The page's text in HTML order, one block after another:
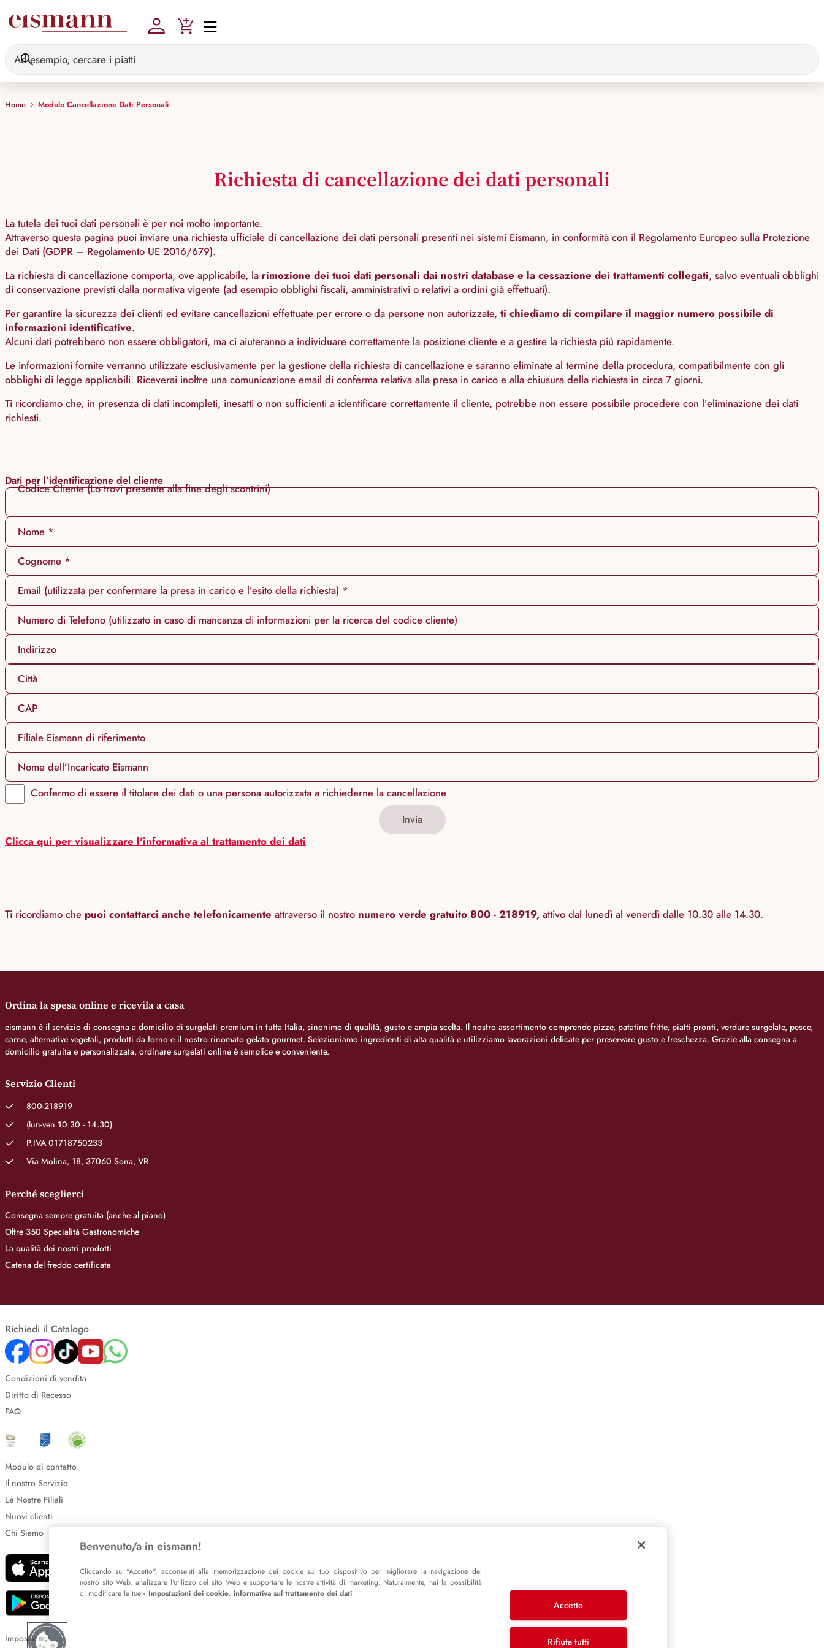
Home Modulo Cancellazione Dati Personali
Richiesta di cancellazione dei dati personali
La tutela dei tuoi dati personali è per noi molto importante.
Attraverso questa pagina puoi inviare una richiesta ufficiale di cancellazione dei dati personali presenti nei sistemi Eismann, in conformità con il Regolamento Europeo sulla Protezione
dei Dati (GDPR – Regolamento UE 2016/679).
La richiesta di cancellazione comporta, ove applicabile, la rimozione dei tuoi dati personali dai nostri database e la cessazione dei trattamenti collegati, salvo eventuali obblighi
di conservazione previsti dalla normativa vigente (ad esempio obblighi fiscali, amministrativi o relativi a ordini già effettuati).
Per garantire la sicurezza dei clienti ed evitare cancellazioni effettuate per errore o da persone non autorizzate, ti chiediamo di compilare il maggior numero possibile di
informazioni identificative.
Alcuni dati potrebbero non essere obbligatori, ma ci aiuteranno a individuare correttamente la posizione cliente e a gestire la richiesta più rapidamente.
Le informazioni fornite verranno utilizzate esclusivamente per la gestione della richiesta di cancellazione e saranno eliminate al termine della procedura, compatibilmente con gli
obblighi di legge applicabili. Riceverai inoltre una comunicazione email di conferma relativa alla presa in carico e alla chiusura della richiesta in circa 7 giorni.
Ti ricordiamo che, in presenza di dati incompleti, inesatti o non sufficienti a identificare correttamente il cliente, potrebbe non essere possibile procedere con l’eliminazione dei dati
richiesti.
Dati per l’identificazione del cliente
Codice Cliente (Lo trovi presente alla fine degli scontrini)
Nome *
Cognome *
Email (utilizzata per confermare la presa in carico e l’esito della richiesta) *
Numero di Telefono (utilizzato in caso di mancanza di informazioni per la ricerca del codice cliente)
Indirizzo
Città
CAP
Filiale Eismann di riferimento
Nome dell’Incaricato Eismann
Confermo di essere il titolare dei dati o una persona autorizzata a richiederne la cancellazione
Invia
Clicca qui per visualizzare l'informativa al trattamento dei dati
Ti ricordiamo che puoi contattarci anche telefonicamente attraverso il nostro numero verde gratuito 800 - 218919, attivo dal lunedì al venerdì dalle 10.30 alle 14.30.
Ordina la spesa online e ricevila a casa
eismann è il servizio di consegna a domicilio di surgelati premium in tutta Italia, sinonimo di qualità, gusto e ampia scelta. Il nostro assortimento comprende pizze, patatine fritte, piatti pronti, verdure surgelate, pesce,
carne, alternative vegetali, prodotti da forno e il nostro rinomato gelato gourmet. Selezioniamo ingredienti di alta qualità e utilizziamo lavorazioni delicate per preservare gusto e freschezza. Grazie alla consegna a
domicilio gratuita e personalizzata, ordinare surgelati online è semplice e conveniente.
Servizio Clienti
800-218919
(lun-ven 10.30 - 14.30)
P.IVA 01718750233
Via Molina, 18, 37060 Sona, VR
Perché sceglierci
Consegna sempre gratuita (anche al piano)
Oltre 350 Specialità Gastronomiche
La qualità dei nostri prodotti
Catena del freddo certificata
Richiedi il Catalogo
Condizioni di vendita
Diritto di Recesso
FAQ
Modulo di contatto
Il nostro Servizio
Le Nostre Filiali
Nuovi clienti
Chi Siamo
Impostazione dei cookie
Benvenuto/a in eismann!
Cliccando su "Accetto", acconsenti alla memorizzazione dei cookie sul tuo dispositivo per migliorare la navigazione del
nostro sito Web, analizzare l'utilizzo del sito Web e supportare le nostre attività di marketing. Naturalmente, hai la possibilità
di modificare le tue> Impostazioni dei cookie. informativa sul trattamento dei dati
Accetto
Rifiuta tutti